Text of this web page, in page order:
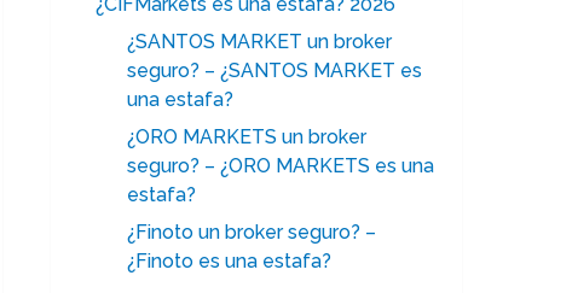
¿SANTOS MARKET un broker
seguro? – ¿SANTOS MARKET es
una estafa?
¿ORO MARKETS un broker
seguro? – ¿ORO MARKETS es una
estafa?
¿Finoto un broker seguro? –
¿Finoto es una estafa?